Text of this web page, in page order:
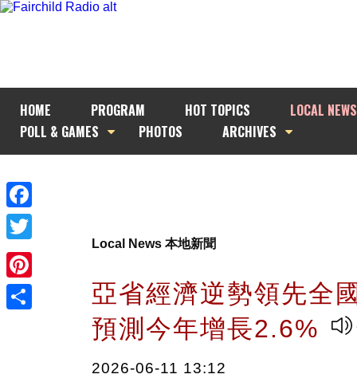
HOME PROGRAM HOT TOPICS
LOCAL NEWS
POLL & GAMES
PHOTOS ARCHIVES
Facebook
Twitter
Pinterest
Local News 本地新聞
亞省經濟逆勢領先
預測今年增長2.6%
2026-06-11 13:12